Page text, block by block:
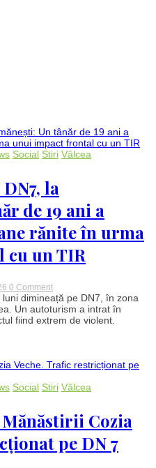
Social Stiri Vâlcea
la
de 19 ani a
rănite în urma
un TIR
0 Commenton
Accident
mortal
DN7,
tânăr
19
ani
murit,
patru
persoane
rănite
în
dimineață pe DN7, în zona
Un autoturism a intrat în
fiind extrem de violent.
Social Stiri Vâlcea
Cozia
pe DN 7